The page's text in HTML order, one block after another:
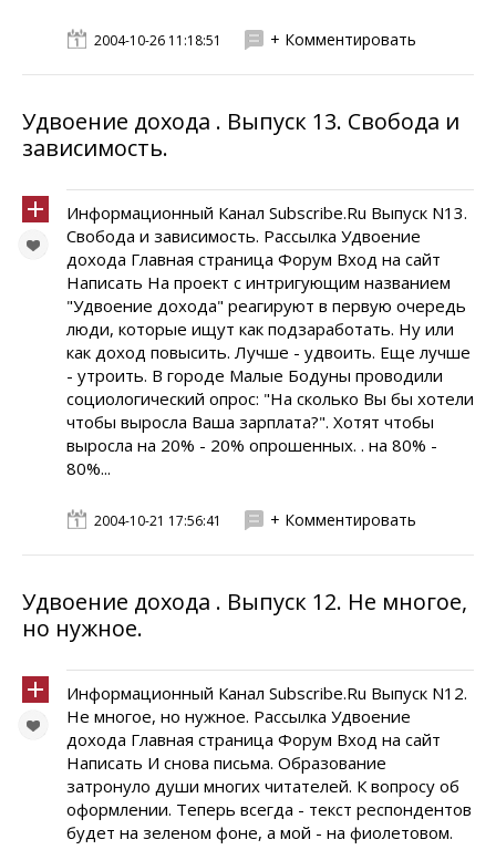
2004-10-26 11:18:51 + Комментировать
Удвоение дохода . Выпуск 13. Свобода и
зависимость.
Информационный Канал Subscribe.Ru Выпуск N13.
Свобода и зависимость. Рассылка Удвоение
дохода Главная страница Форум Вход на сайт
Написать На проект с интригующим названием
"Удвоение дохода" реагируют в первую очередь
люди, которые ищут как подзаработать. Ну или
как доход повысить. Лучше - удвоить. Еще лучше
- утроить. В городе Малые Бодуны проводили
социологический опрос: "На сколько Вы бы хотели
чтобы выросла Ваша зарплата?". Хотят чтобы
выросла на 20% - 20% опрошенных. . на 80% -
80%...
2004-10-21 17:56:41 + Комментировать
Удвоение дохода . Выпуск 12. Не многое,
но нужное.
Информационный Канал Subscribe.Ru Выпуск N12.
Не многое, но нужное. Рассылка Удвоение
дохода Главная страница Форум Вход на сайт
Написать И снова письма. Образование
затронуло души многих читателей. К вопросу об
оформлении. Теперь всегда - текст респондентов
будет на зеленом фоне, а мой - на фиолетовом.